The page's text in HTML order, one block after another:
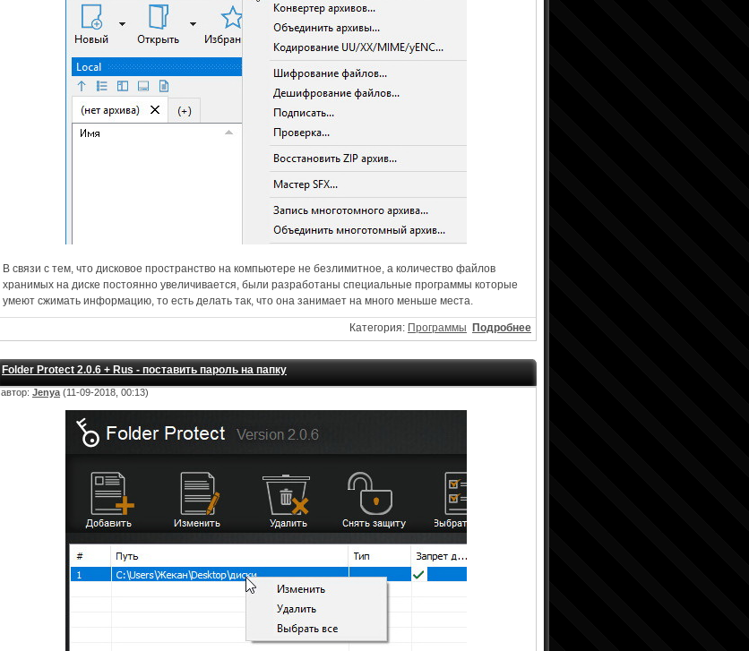
В связи с тем, что дисковое пространство на компьютере не безлимитное, а количество файлов
хранимых на диске постоянно увеличивается, были разработаны специальные программы которые
умеют сжимать информацию, то есть делать так, что она занимает на много меньше места.
Категория: Программы Подробнее
Folder Protect 2.0.6 + Rus - поставить пароль на папку
автор: Jenya (11-09-2018, 00:13)